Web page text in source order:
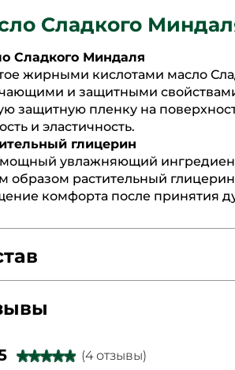
Сладкого
Сладкого Миндаля
жирными кислотами масло
и защитными
защитную пленку на
и эластичность.
глицерин
мощный увлажняющий
образом растительный
комфорта после принятия
/FRAGRANCE
ARGANIA
★★★★★
★★★★★ (4 отзывы)